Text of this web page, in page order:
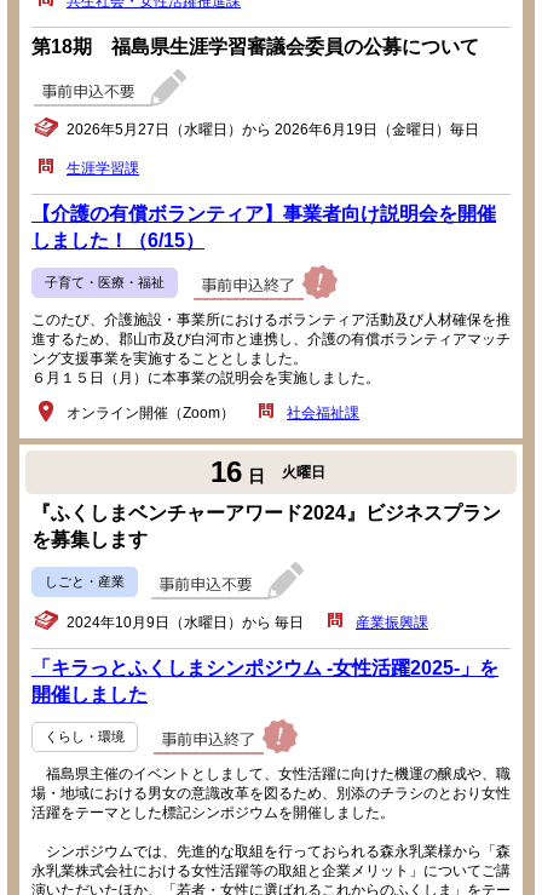
第18期 福島県生涯学習審議会委員の公募について
2026年5月27日（水曜日）から 2026年6月19日（金曜日）毎日
生涯学習課
【介護の有償ボランティア】事業者向け説明会を開催
しました！（6/15）
子育て・医療・福祉
このたび、介護施設・事業所におけるボランティア活動及び人材確保を推
進するため、郡山市及び白河市と連携し、介護の有償ボランティアマッチ
ング支援事業を実施することとしました。
６月１５日（月）に本事業の説明会を実施しました。
オンライン開催（Zoom） 社会福祉課
16 日 火曜日
『ふくしまベンチャーアワード2024』ビジネスプラン
を募集します
しごと・産業
2024年10月9日（水曜日）から 毎日 産業振興課
「キラっとふくしまシンポジウム -女性活躍2025-」を
開催しました
くらし・環境
福島県主催のイベントとしまして、女性活躍に向けた機運の醸成や、職
場・地域における男女の意識改革を図るため、別添のチラシのとおり女性
活躍をテーマとした標記シンポジウムを開催しました。
シンポジウムでは、先進的な取組を行っておられる森永乳業様から「森
永乳業株式会社における女性活躍等の取組と企業メリット」についてご講
演いただいたほか、「若者・女性に選ばれるこれからのふくしま」をテー